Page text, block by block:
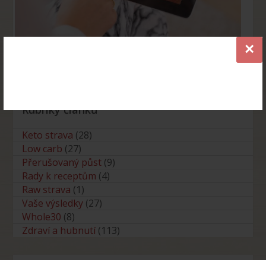
×
Rubriky článků
Keto strava (28)
Low carb (27)
Přerušovaný půst (9)
Rady k receptům (4)
Raw strava (1)
Vaše výsledky (27)
Whole30 (8)
Zdraví a hubnutí (113)